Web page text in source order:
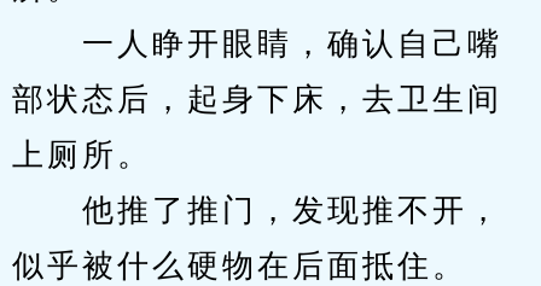
一人睁开眼睛，确认自己嘴
部状态后，起身下床，去卫生间
上厕所。
他推了推门，发现推不开，
似乎被什么硬物在后面抵住。